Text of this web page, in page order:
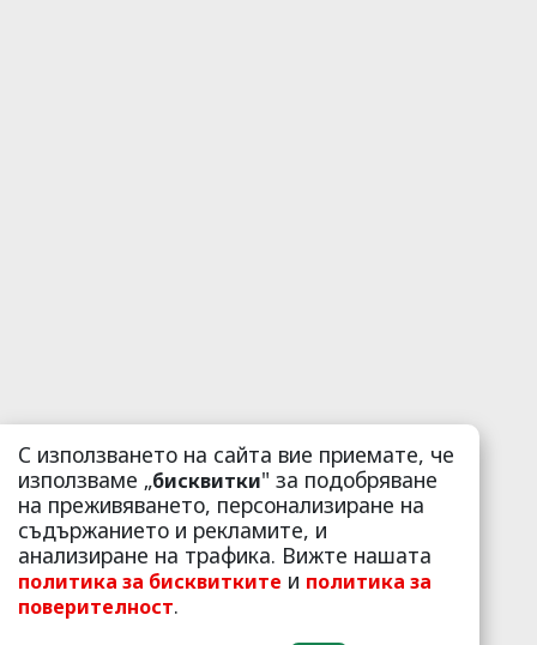
С използването на сайта вие приемате, че
използваме „бисквитки" за подобряване
на преживяването, персонализиране на
съдържанието и рекламите, и
анализиране на трафика. Вижте нашата
политика за бисквитките и политика за
поверителност.